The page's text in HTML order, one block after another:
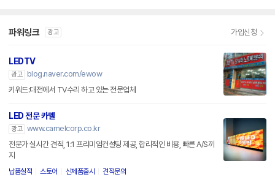
파워링크 광고 가입신청
LEDTV
광고
blog.naver.com/ewow
키워드:대전에서 TV수리 하고 있는 전문업체
LED 전문 카멜
광고 www.camelcorp.co.kr
전문가 실시간 견적, 1:1 프리미엄컨설팅 제공, 합리적인 비용, 빠른 A/S까
지
납품실적 스토어 신제품출시 견적문의